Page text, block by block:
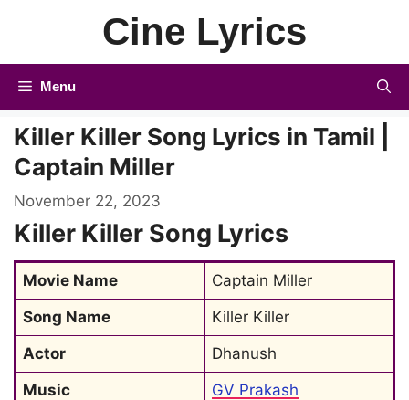
Cine Lyrics
Menu
Killer Killer Song Lyrics in Tamil |
Captain Miller
November 22, 2023
Killer Killer Song Lyrics
Movie Name
Captain Miller
Song Name
Killer Killer
Actor
Dhanush
Music
GV Prakash